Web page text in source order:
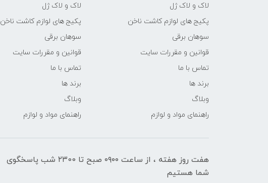
لاک و لاک ژل
پکیج های لوازم کاشت ناخن
سوهان برقی
قوانین و مقررات سایت
تماس با ما
برند ها
وبلاگ
راهنمای مواد و لوازم
لاک و لاک ژل
پکیج های لوازم کاشت ناخن
سوهان برقی
قوانین و مقررات سایت
تماس با ما
برند ها
وبلاگ
راهنمای مواد و لوازم
هفت روز هفته ، از ساعت ۰۹۰۰ صبح تا ۲۳00 شب پاسخگوی
شما هستیم